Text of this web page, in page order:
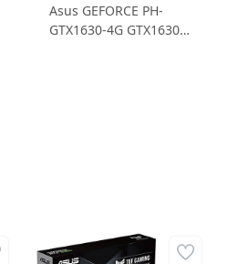
Asus GEFORCE PH-
GTX1630-4G GTX1630